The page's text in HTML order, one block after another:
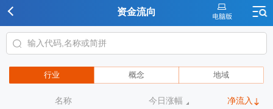
资金流向
行业 概念 地域
名称 今日涨幅 净流入